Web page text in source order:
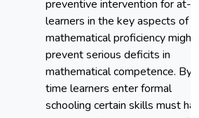
preventive intervention for at-
learners in the key aspects of
mathematical proficiency might
prevent serious deficits in
mathematical competence. By
time learners enter formal
schooling certain skills must